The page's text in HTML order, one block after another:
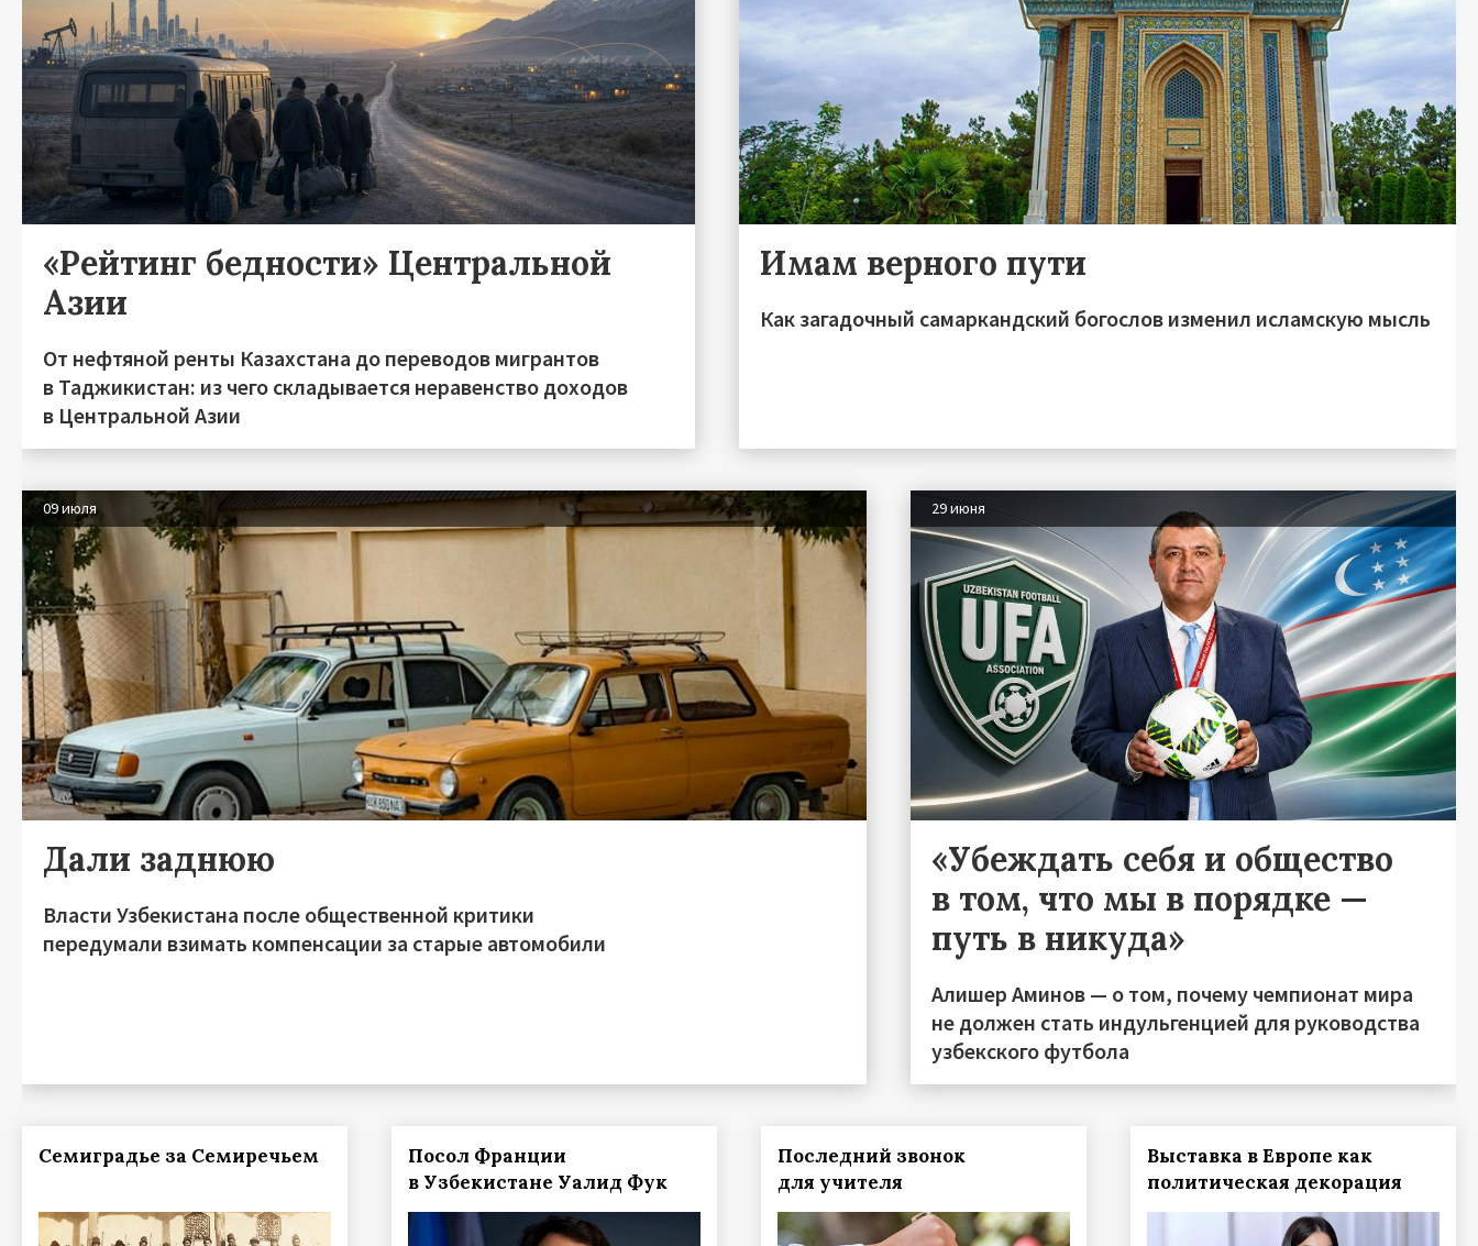
«Рейтинг бедности» Центральной
Азии
От нефтяной ренты Казахстана до переводов мигрантов
в Таджикистан: из чего складывается неравенство доходов
в Центральной Азии
Имам верного пути
Как загадочный самаркандский богослов изменил исламскую мысль
09 июля
Дали заднюю
Власти Узбекистана после общественной критики
передумали взимать компенсации за старые автомобили
29 июня
«Убеждать себя и общество
в том, что мы в порядке —
путь в никуда»
Алишер Аминов — о том, почему чемпионат мира
не должен стать индульгенцией для руководства
узбекского футбола
Семиградье за Семиречьем
Посол Франции
в Узбекистане Уалид Фук
Последний звонок
для учителя
Выставка в Европе как
политическая декорация